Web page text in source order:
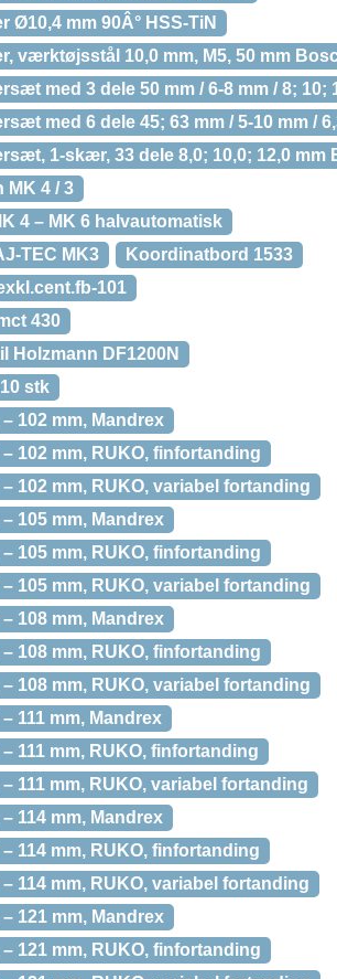
mm 90Â° HSS-TiN
værktøjsstål 10,0 mm, M5, 50 mm
med 3 dele 50 mm / 6-8 mm / 8; 10;
med 6 dele 45; 63 mm / 5-10 mm /
1-skær, 33 dele 8,0; 10,0; 12,0 mm
MK 4 / 3
4 – MK 6 halvautomatisk
TEC MK3
Koordinatbord 1533
101
430
Holzmann DF1200N
stk
102 mm, Mandrex
102 mm, RUKO, finfortanding
102 mm, RUKO, variabel fortanding
105 mm, Mandrex
105 mm, RUKO, finfortanding
105 mm, RUKO, variabel fortanding
108 mm, Mandrex
108 mm, RUKO, finfortanding
108 mm, RUKO, variabel fortanding
111 mm, Mandrex
111 mm, RUKO, finfortanding
111 mm, RUKO, variabel fortanding
114 mm, Mandrex
114 mm, RUKO, finfortanding
114 mm, RUKO, variabel fortanding
121 mm, Mandrex
121 mm, RUKO, finfortanding